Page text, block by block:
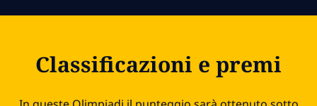
Classificazioni e premi